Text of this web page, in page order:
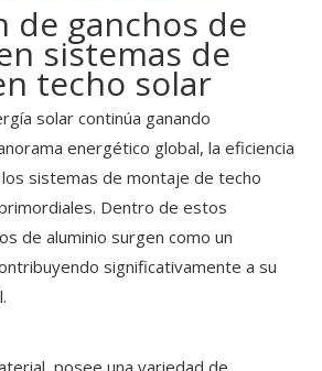
de ganchos de
sistemas de
techo solar
solar continúa ganando
energético global, la eficiencia
sistemas de montaje de techo
Dentro de estos
de aluminio surgen como un
significativamente a su